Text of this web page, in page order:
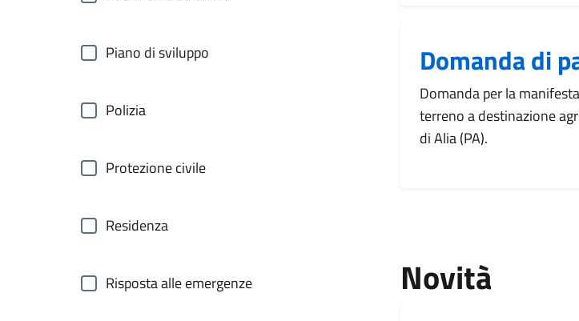
Piano di sviluppo
Polizia
Protezione civile
Residenza
Risposta alle emergenze
Domanda di
Domanda per la
terreno a destinazione
di Alia (PA).
Novità